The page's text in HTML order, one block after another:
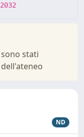
stati
ND